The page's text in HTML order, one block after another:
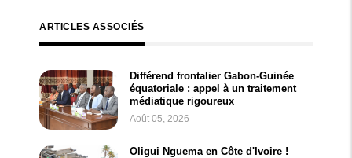
ARTICLES ASSOCIÉS
Différend frontalier Gabon-Guinée
équatoriale : appel à un traitement
médiatique rigoureux
Août 05, 2026
Oligui Nguema en Côte d'Ivoire !